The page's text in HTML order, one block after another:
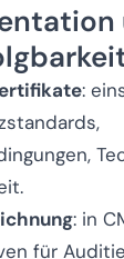
:
: in
für